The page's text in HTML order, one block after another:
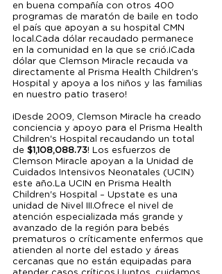
en buena compañía con otros 400
programas de maratón de baile en todo
el país que apoyan a su hospital CMN
local.Cada dólar recaudado permanece
en la comunidad en la que se crió.¡Cada
dólar que Clemson Miracle recauda va
directamente al Prisma Health Children's
Hospital y apoya a los niños y las familias
en nuestro patio trasero!
¡Desde 2009, Clemson Miracle ha creado
conciencia y apoyo para el Prisma Health
Children's Hospital recaudando un total
de $1,108,088.73! Los esfuerzos de
Clemson Miracle apoyan a la Unidad de
Cuidados Intensivos Neonatales (UCIN)
este año.La UCIN en Prisma Health
Children's Hospital – Upstate es una
unidad de Nivel III.Ofrece el nivel de
atención especializada más grande y
avanzado de la región para bebés
prematuros o críticamente enfermos que
atienden al norte del estado y áreas
cercanas que no están equipadas para